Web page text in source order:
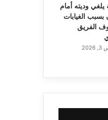
يلغي وديته أمام
بسبب الغيابات
الفريق